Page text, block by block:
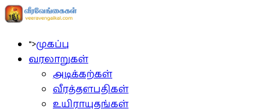
">முகப்பு
வரலாறுகள்
அடிக்கற்கள்
வீரத்தளபதிகள்
உயிராயுதங்கள்